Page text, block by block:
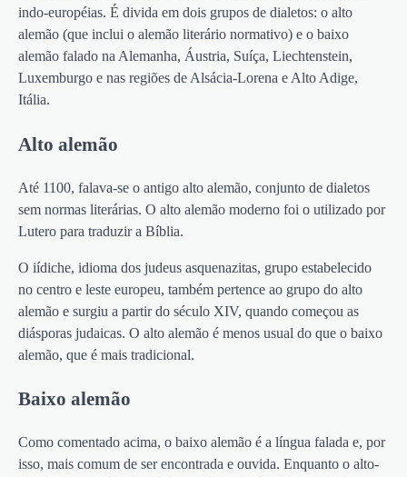
indo-européias. É divida em dois grupos de dialetos: o alto
alemão (que inclui o alemão literário normativo) e o baixo
alemão falado na Alemanha, Áustria, Suíça, Liechtenstein,
Luxemburgo e nas regiões de Alsácia-Lorena e Alto Adige,
Itália.
Alto alemão
Até 1100, falava-se o antigo alto alemão, conjunto de dialetos
sem normas literárias. O alto alemão moderno foi o utilizado por
Lutero para traduzir a Bíblia.
O iídiche, idioma dos judeus asquenazitas, grupo estabelecido
no centro e leste europeu, também pertence ao grupo do alto
alemão e surgiu a partir do século XIV, quando começou as
diásporas judaicas. O alto alemão é menos usual do que o baixo
alemão, que é mais tradicional.
Baixo alemão
Como comentado acima, o baixo alemão é a língua falada e, por
isso, mais comum de ser encontrada e ouvida. Enquanto o alto-